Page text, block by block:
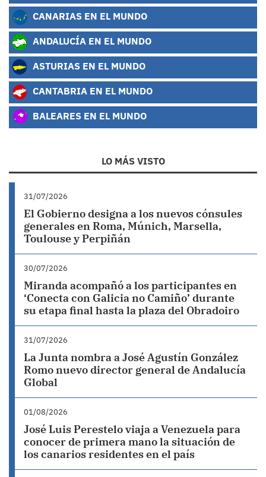
CANARIAS EN EL MUNDO
ANDALUCÍA EN EL MUNDO
ASTURIAS EN EL MUNDO
CANTABRIA EN EL MUNDO
BALEARES EN EL MUNDO
LO MÁS VISTO
31/07/2026
El Gobierno designa a los nuevos cónsules
generales en Roma, Múnich, Marsella,
Toulouse y Perpiñán
30/07/2026
Miranda acompañó a los participantes en
‘Conecta con Galicia no Camiño’ durante
su etapa final hasta la plaza del Obradoiro
31/07/2026
La Junta nombra a José Agustín González
Romo nuevo director general de Andalucía
Global
01/08/2026
José Luis Perestelo viaja a Venezuela para
conocer de primera mano la situación de
los canarios residentes en el país